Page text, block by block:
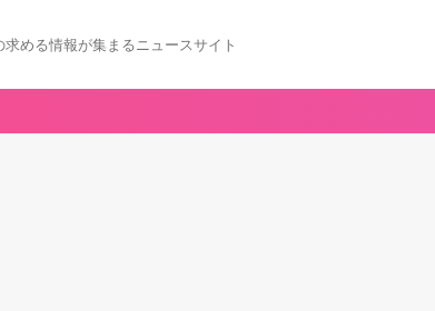
める情報が集まるニュースサイト